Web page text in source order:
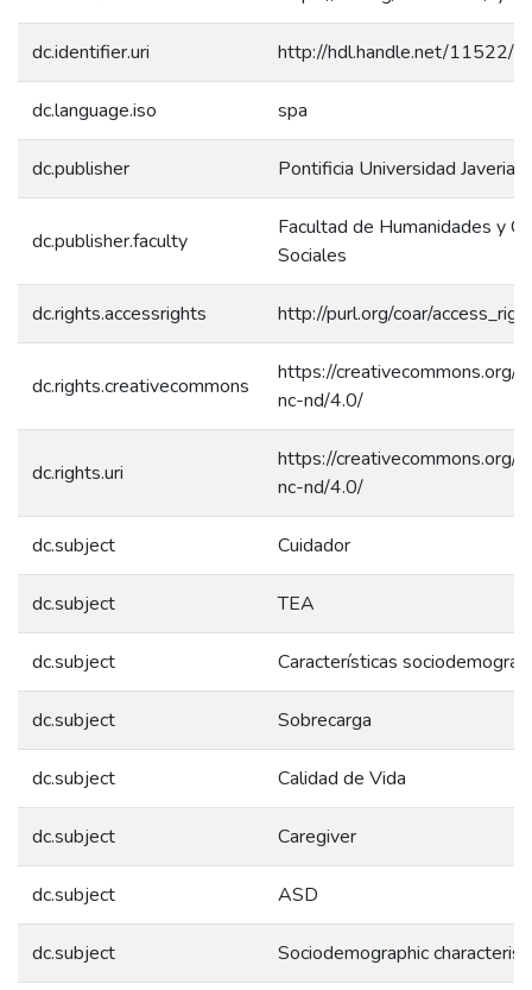
dc.identifier.uri http://hdl.handle.net/11522/
dc.language.iso spa
dc.publisher Pontificia Universidad
dc.publisher.faculty
Facultad de Humanidades y
Sociales
dc.rights.accessrights http://purl.org/coar/
dc.rights.creativecommons
https://creativecommons.org/
nc-nd/4.0/
dc.rights.uri
https://creativecommons.org/
nc-nd/4.0/
dc.subject Cuidador
dc.subject TEA
dc.subject Características
dc.subject Sobrecarga
dc.subject Calidad de Vida
dc.subject Caregiver
dc.subject ASD
dc.subject Sociodemographic